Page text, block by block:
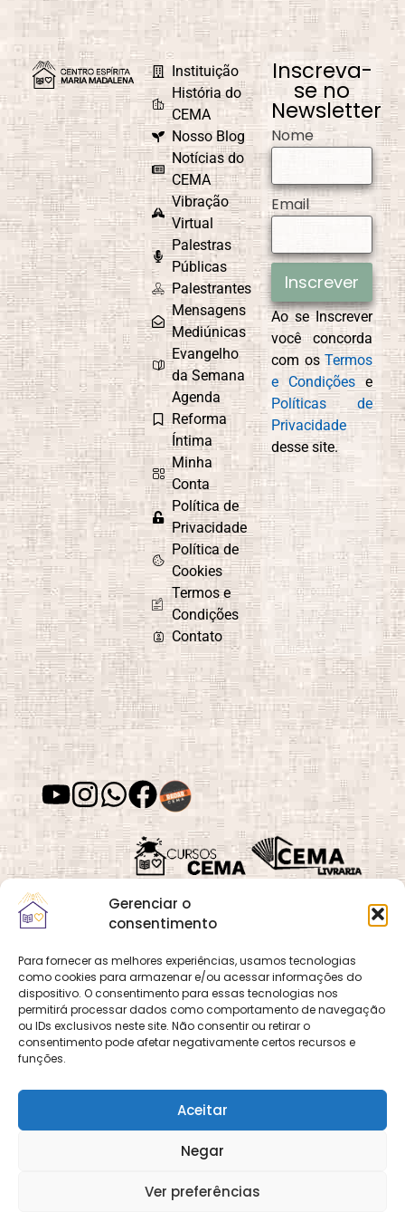
Gerenciar o
consentimento
Para fornecer as melhores experiências, usamos tecnologias
como cookies para armazenar e/ou acessar informações do
dispositivo. O consentimento para essas tecnologias nos
permitirá processar dados como comportamento de navegação
ou IDs exclusivos neste site. Não consentir ou retirar o
consentimento pode afetar negativamente certos recursos e
funções.
Aceitar
Negar
Ver preferências
Instituição
História do
CEMA
Nosso Blog
Notícias do
CEMA
Vibração
Virtual
Palestras
Públicas
Palestrantes
Mensagens
Mediúnicas
Evangelho
da Semana
Agenda
Reforma
Íntima
Minha
Conta
Política de
Privacidade
Política de
Cookies
Termos e
Condições
Contato
Inscreva-
se no
Newsletter
Nome
Email
Inscrever
Ao se Inscrever
você concorda
com osTermos
e Condições e
Políticas de
Privacidade
desse site.
Quadra 02, Lote 16,
Vila Vicentina,
Planaltina, Brasília-
DF. CEP 73.320-140
CNPJ: 01.600.089/0001-
DECOM - A Voz do
CEMA nas Redes!
OCemaneté um site
que pertence e é gerido
pelo CEMA, assim